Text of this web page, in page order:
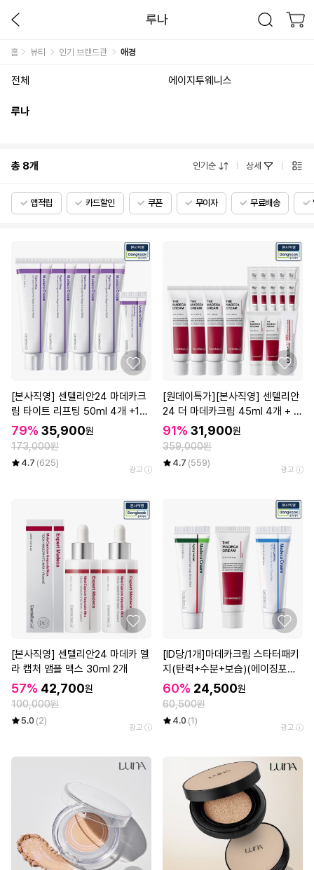
루나
홈 뷰티 인기 브랜드관 애경
전체 에이지투웨니스
루나
총 8개 인기순 상세
앱적립 카드할인 쿠폰 무이자 무료배송
[본사직영] 센텔리안24 마데카크
림 타이트 리프팅 50ml 4개 +15
ml 1개
79% 35,900원
173,000원
4.7 (625)
광고
[원데이특가][본사직영] 센텔리안
24 더 마데카크림 45ml 4개 + 1
5ml 2개 + 1ml 10매 + 인텐스 리
프팅 아이크림 15ml
91% 31,900원
359,000원
4.7 (559)
광고
[본사직영] 센텔리안24 마데카 멜
라 캡처 앰플 맥스 30ml 2개
57% 42,700원
100,000원
5.0 (2)
광고
[ID당/1개]마데카크림 스타터패키
지(탄력+수분+보습)(에이징포커
스15ml+더마데카크림15ml+하이
드라카밍15ml
60% 24,500원
60,500원
4.0 (1)
광고